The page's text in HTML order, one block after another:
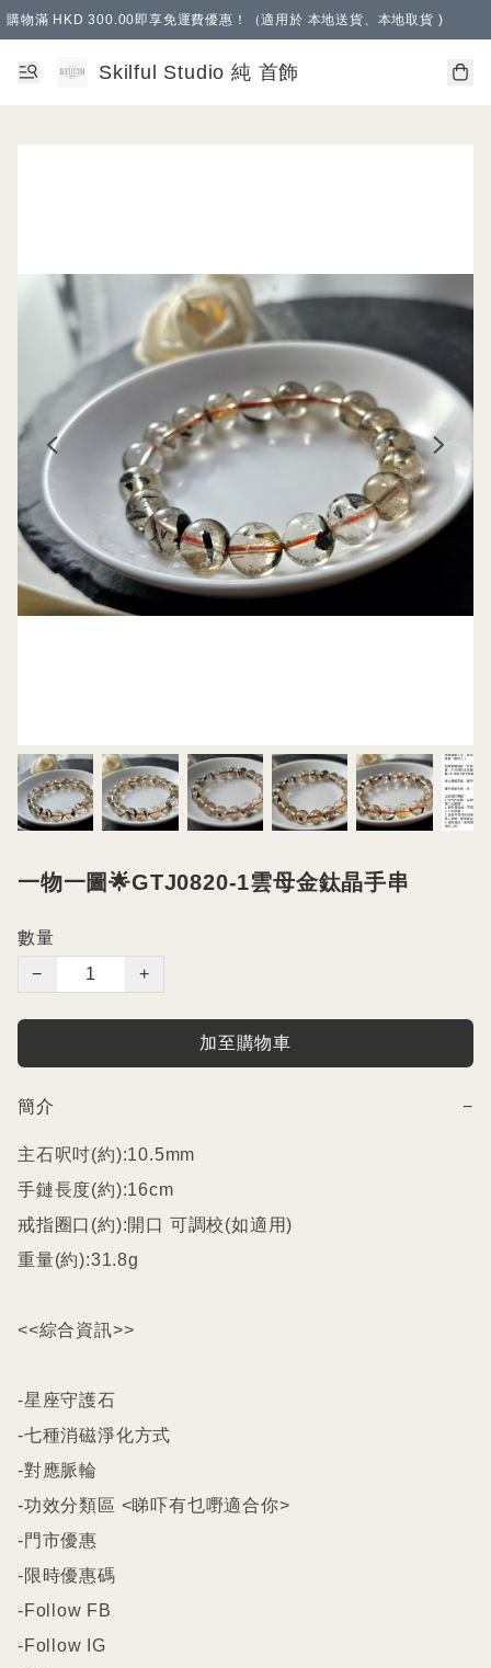
購物滿 HKD 300.00即享免運費優惠！（適用於 本地送貨、本地取貨 )
Skilful Studio 純 首飾
一物一圖🌟GTJ0820-1雲母金鈦晶手串
數量
−
+
加至購物車
簡介 −
主石呎吋(約):10.5mm
手鏈長度(約):16cm
戒指圈口(約):開口 可調校(如適用)
重量(約):31.8g
<<綜合資訊>>
-星座守護石
-七種消磁淨化方式
-對應脈輪
-功效分類區 <睇吓有乜嘢適合你>
-門市優惠
-限時優惠碼
-Follow FB
-Follow IG